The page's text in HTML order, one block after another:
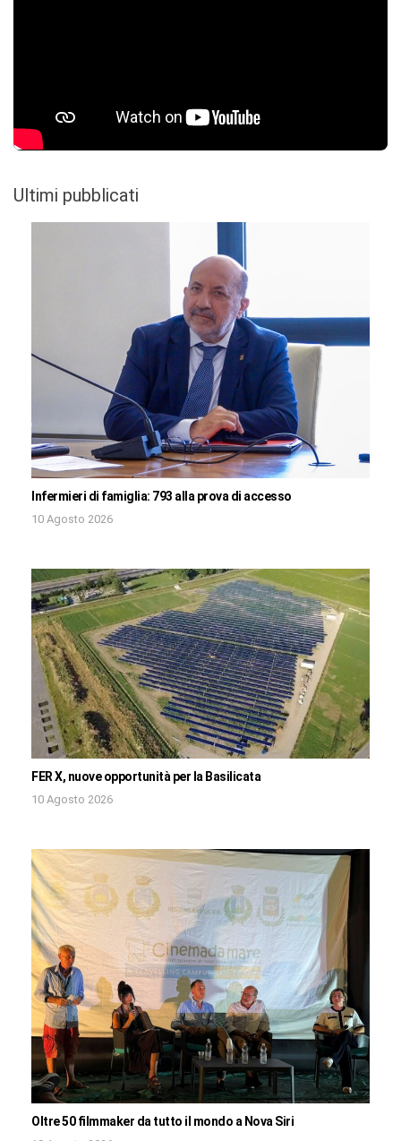
Ultimi pubblicati
Infermieri di famiglia: 793 alla prova di accesso
10 Agosto 2026
FER X, nuove opportunità per la Basilicata
10 Agosto 2026
Oltre 50 filmmaker da tutto il mondo a Nova Siri